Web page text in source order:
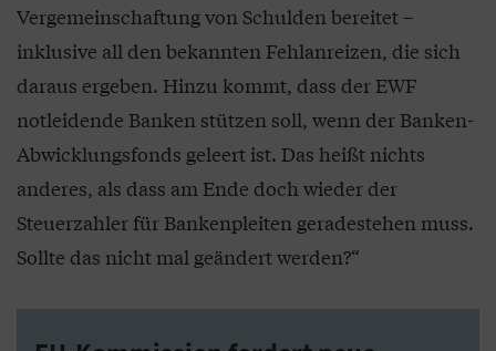
Vergemeinschaftung von Schulden bereitet –
inklusive all den bekannten Fehlanreizen, die sich
daraus ergeben. Hinzu kommt, dass der EWF
notleidende Banken stützen soll, wenn der Banken-
Abwicklungsfonds geleert ist. Das heißt nichts
anderes, als dass am Ende doch wieder der
Steuerzahler für Bankenpleiten geradestehen muss.
Sollte das nicht mal geändert werden?“